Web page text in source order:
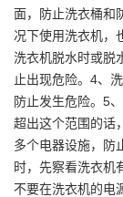
面，防止洗衣桶和
况下使用洗衣机，
洗衣机脱水时或脱
止出现危险。4、
防止发生危险。5
超出这个范围的话
多个电器设施，防
时，先察看洗衣机
不要在洗衣机的电